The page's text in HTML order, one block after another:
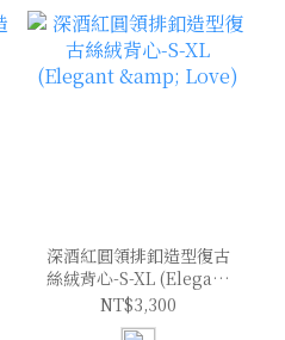
深酒紅圓領排釦造型復古
絲絨背心-S-XL (Elegant
& Love)
NT$3,300